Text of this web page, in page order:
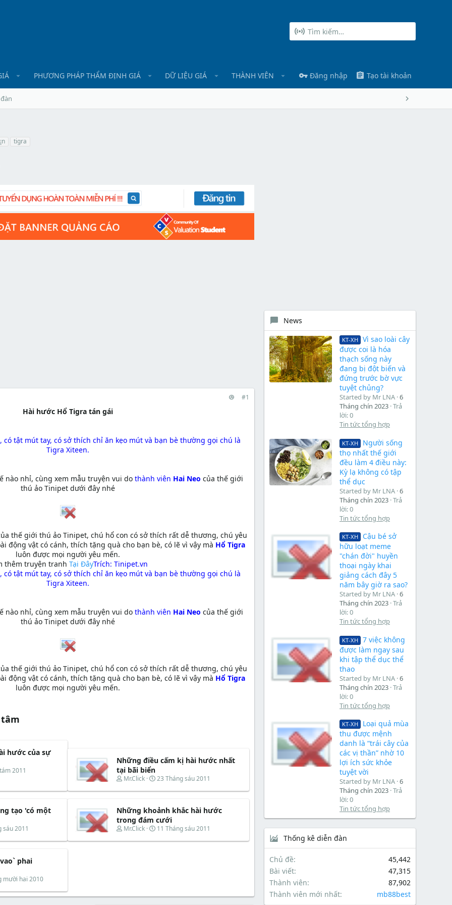
PHƯƠNG PHÁP THẨM ĐỊNH GIÁ DỮ LIỆU GIÁ THÀNH VIÊN Đăng nhập Tạo tài khoản
tigra
#1
Hài hước Hổ Tigra tán gái
có tật mút tay, có sở thích chỉ ăn kẹo mút và bạn bè thường gọi chú là
Tigra Xiteen.
nào nhỉ, cùng xem mẫu truyện vui do thành viên Hai Neo của thế giới
thú ảo Tinipet dưới đây nhé
thế giới thú ảo Tinipet, chú hổ con có sở thích rất dễ thương, chú yêu
động vật có cánh, thích tặng quà cho bạn bè, có lẽ vì vậy mà Hổ Tigra
luôn được mọi người yêu mến.
thêm truyện tranh Tại ĐâyTrích: Tinipet.vn
có tật mút tay, có sở thích chỉ ăn kẹo mút và bạn bè thường gọi chú là
Tigra Xiteen.
nào nhỉ, cùng xem mẫu truyện vui do thành viên Hai Neo của thế giới
thú ảo Tinipet dưới đây nhé
thế giới thú ảo Tinipet, chú hổ con có sở thích rất dễ thương, chú yêu
động vật có cánh, thích tặng quà cho bạn bè, có lẽ vì vậy mà Hổ Tigra
luôn được mọi người yêu mến.​
hước của sự
2011
Những điều cấm kị hài hước nhất
tại bãi biển
T
r
a
d
s
a
Mr.Click
N
à
b
ắ
t
ầ
23 Tháng sáu 2011
tạo 'có một
sáu 2011
Những khoảnh khắc hài hước
trong đám cưới
T
r
Mr.Click
N
à
11 Tháng sáu 2011
vao` phai
mười hai 2010
News
KT-XH
Vì sao loài cây
được coi là hóa
thạch sống này
đang bị đột biến và
đứng trước bờ vực
tuyệt chủng?
Started by Mr LNA 6
Tháng chín 2023 Trả
lời: 0
Tin tức tổng hợp
KT-XH
Người sống
thọ nhất thế giới
đều làm 4 điều này:
Kỳ lạ không có tập
thể dục
Started by Mr LNA 6
Tháng chín 2023 Trả
lời: 0
Tin tức tổng hợp
KT-XH
Cậu bé sở
hữu loạt meme
"chán đời" huyền
thoại ngày khai
giảng cách đây 5
năm bây giờ ra sao?
Started by Mr LNA 6
Tháng chín 2023 Trả
lời: 0
Tin tức tổng hợp
KT-XH
7 việc không
được làm ngay sau
khi tập thể dục thể
thao
Started by Mr LNA 6
Tháng chín 2023 Trả
lời: 0
Tin tức tổng hợp
KT-XH
Loại quả mùa
thu được mệnh
danh là “trái cây của
các vị thần” nhờ 10
lợi ích sức khỏe
tuyệt vời
Started by Mr LNA 6
Tháng chín 2023 Trả
lời: 0
Tin tức tổng hợp
Thống kê diễn đàn
Chủ đề
45,442
Bài viết
47,315
Thành viên
87,902
Thành viên mới nhất
mb88best